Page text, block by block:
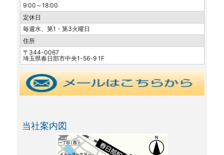
9:00～18:00
定休日
毎週水、第1・第3火曜日
住所
〒344-0067
埼玉県春日部市中央1-56-9 1F
当社案内図